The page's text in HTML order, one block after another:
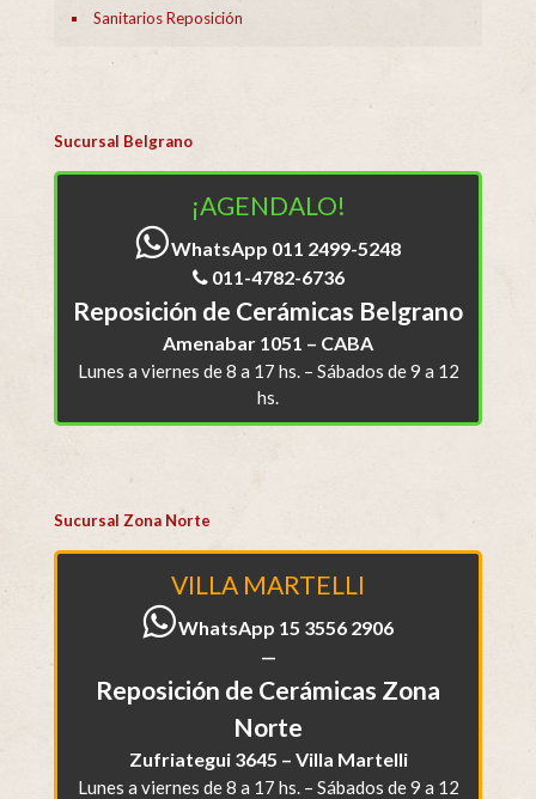
Sanitarios Reposición
Sucursal Belgrano
¡AGENDALO!
WhatsApp 011 2499-5248
011-4782-6736
Reposición de Cerámicas Belgrano
Amenabar 1051 – CABA
Lunes a viernes de 8 a 17 hs. – Sábados de 9 a 12
hs.
Sucursal Zona Norte
VILLA MARTELLI
WhatsApp 15 3556 2906
—
Reposición de Cerámicas Zona
Norte
Zufriategui 3645 – Villa Martelli
Lunes a viernes de 8 a 17 hs. – Sábados de 9 a 12